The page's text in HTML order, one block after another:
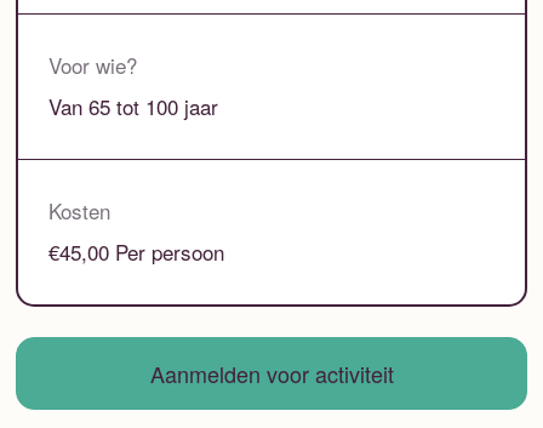
Voor wie?
Van 65 tot 100 jaar
Kosten
€45,00 Per persoon
Aanmelden voor activiteit